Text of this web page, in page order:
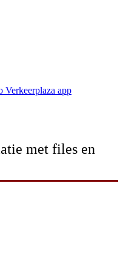
Verkeerplaza app
met files en